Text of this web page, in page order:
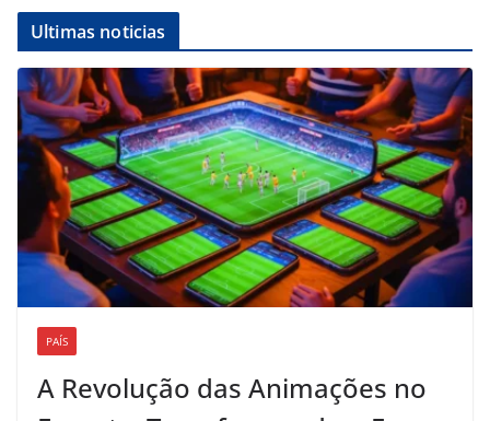
Ultimas noticias
PAÍS
A Revolução das Animações no